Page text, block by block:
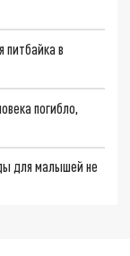
питбайка в
погибло,
для малышей не